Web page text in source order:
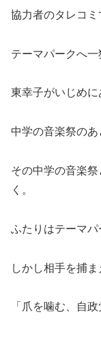
協力者のタレコ
テーマパークへ一
東幸子がいじめに
中学の音楽祭のあ
その中学の音楽
く。
ふたりはテーマ
しかし相手を捕
「爪を噛む、自